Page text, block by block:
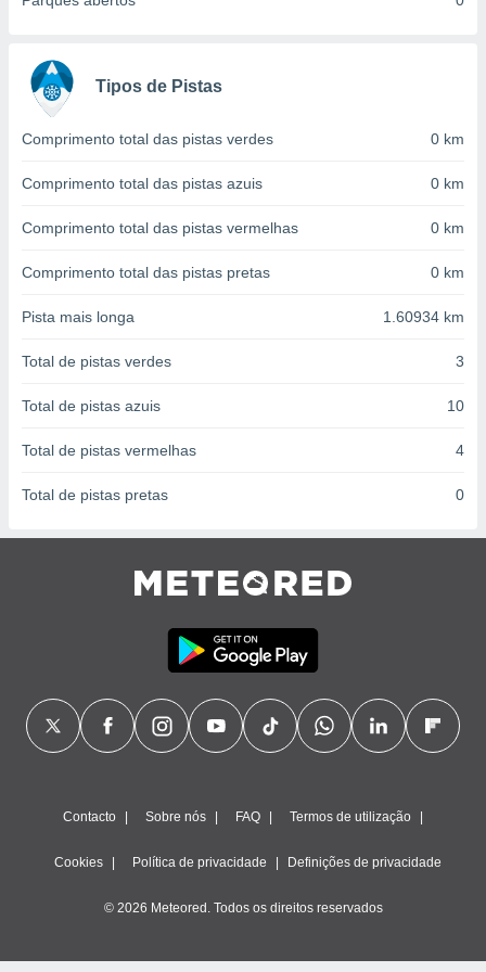
através
estudos
de
Tipos de Pistas
Comprimento total das pistas verdes 0 km
Comprimento total das pistas azuis 0 km
Comprimento total das pistas vermelhas 0 km
Comprimento total das pistas pretas 0 km
Pista mais longa 1.60934 km
Total de pistas verdes 3
Total de pistas azuis 10
Total de pistas vermelhas 4
Total de pistas pretas 0
Contacto Sobre nós FAQ Termos de utilização
Cookies Política de privacidade Definições de privacidade
© 2026 Meteored. Todos os direitos reservados